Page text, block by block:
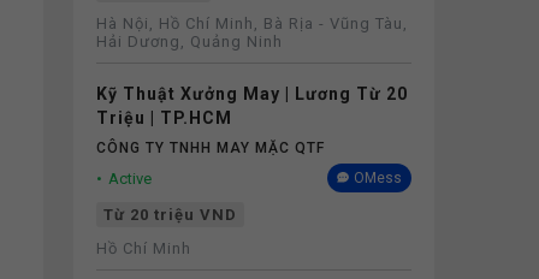
Hà Nội, Hồ Chí Minh, Bà Rịa - Vũng Tàu,
Hải Dương, Quảng Ninh
Kỹ Thuật Xưởng May | Lương Từ 20
Triệu | TP.HCM
CÔNG TY TNHH MAY MẶC QTF
Active OMess
Từ 20 triệu VND
Hồ Chí Minh